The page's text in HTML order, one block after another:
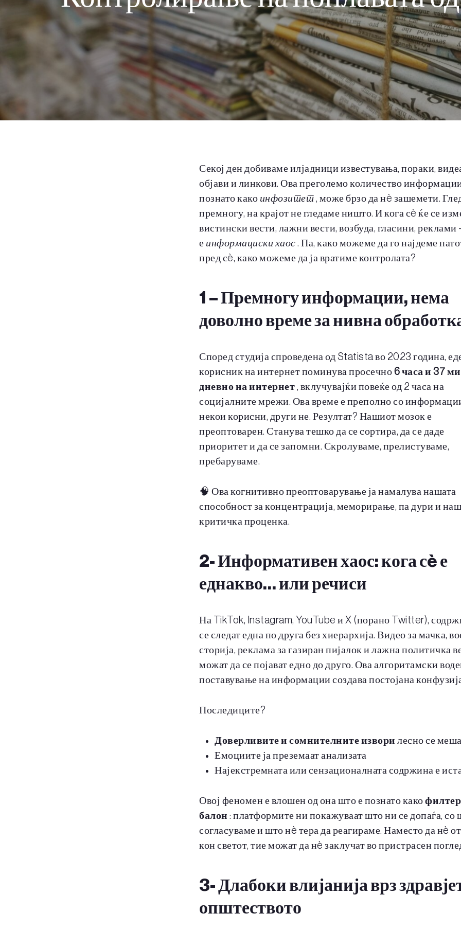
Секој ден добиваме илјадници известувања, пораки,
објави и линкови. Ова преголемо количество
познато како инфозитет , може брзо да нè зашемети.
премногу, на крајот не гледаме ништо. И кога сè ќе се
вистински вести, лажни вести, возбуда, гласини, реклами
е информациски хаос . Па, како можеме да го најдеме
пред сè, како можеме да ја вратиме контролата?
1 –Премногу информации, нема
доволно време за нивна
Според студија спроведена од Statista во 2023 година,
корисник на интернет поминува просечно 6 часа и 37
дневно на интернет , вклучувајќи повеќе од 2 часа на
социјалните мрежи. Ова време е преполно со
некои корисни, други не. Резултат? Нашиот мозок е
преоптоварен. Станува тешко да се сортира, да се даде
приоритет и да се запомни. Скролуваме, прелистуваме,
пребаруваме.
🧠 Ова когнитивно преоптоварување ја намалува нашата
способност за концентрација, меморирање, па дури и
критичка проценка.
2-Информативен хаос: кога сè е
еднакво… или речиси
На TikTok, Instagram, YouTube и X (порано Twitter),
се следат една по друга без хиерархија. Видео за мачка,
сторија, реклама за газиран пијалок и лажна политичка
можат да се појават едно до друго. Ова алгоритамски
поставување на информации создава постојана
Последиците?
Доверливите и сомнителните извори лесно се
Емоциите ја преземаат анализата
Најекстремната или сензационалната содржина е
Овој феномен е влошен од она што е познато како
балон : платформите ни покажуваат што ни се допаѓа, со
согласуваме и што нè тера да реагираме. Наместо да нè
кон светот, тие можат да нè заклучат во пристрасен
3- Длабоки влијанија врз
општеството